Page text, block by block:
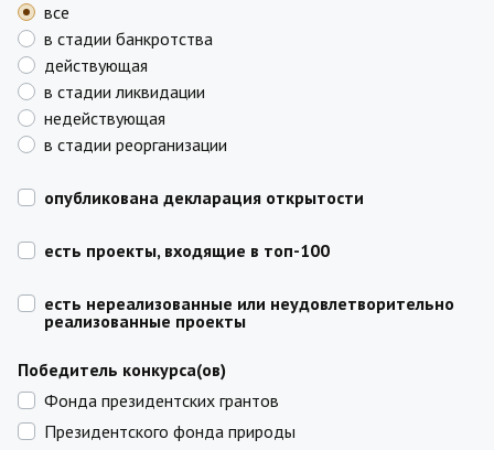
все
в стадии банкротства
действующая
в стадии ликвидации
недействующая
в стадии реорганизации
опубликована декларация открытости
есть проекты, входящие в топ-100
есть нереализованные или неудовлетворительно
реализованные проекты
Победитель конкурса(ов)
Фонда президентских грантов
Президентского фонда природы